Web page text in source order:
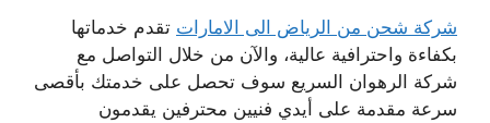
شركة شحن من الرياض الى الامارات تقدم خدماتها
بكفاءة واحترافية عالية، والآن من خلال التواصل مع
شركة الرهوان السريع سوف تحصل على خدمتك بأقصى
سرعة مقدمة على أيدي فنيين محترفين يقدمون